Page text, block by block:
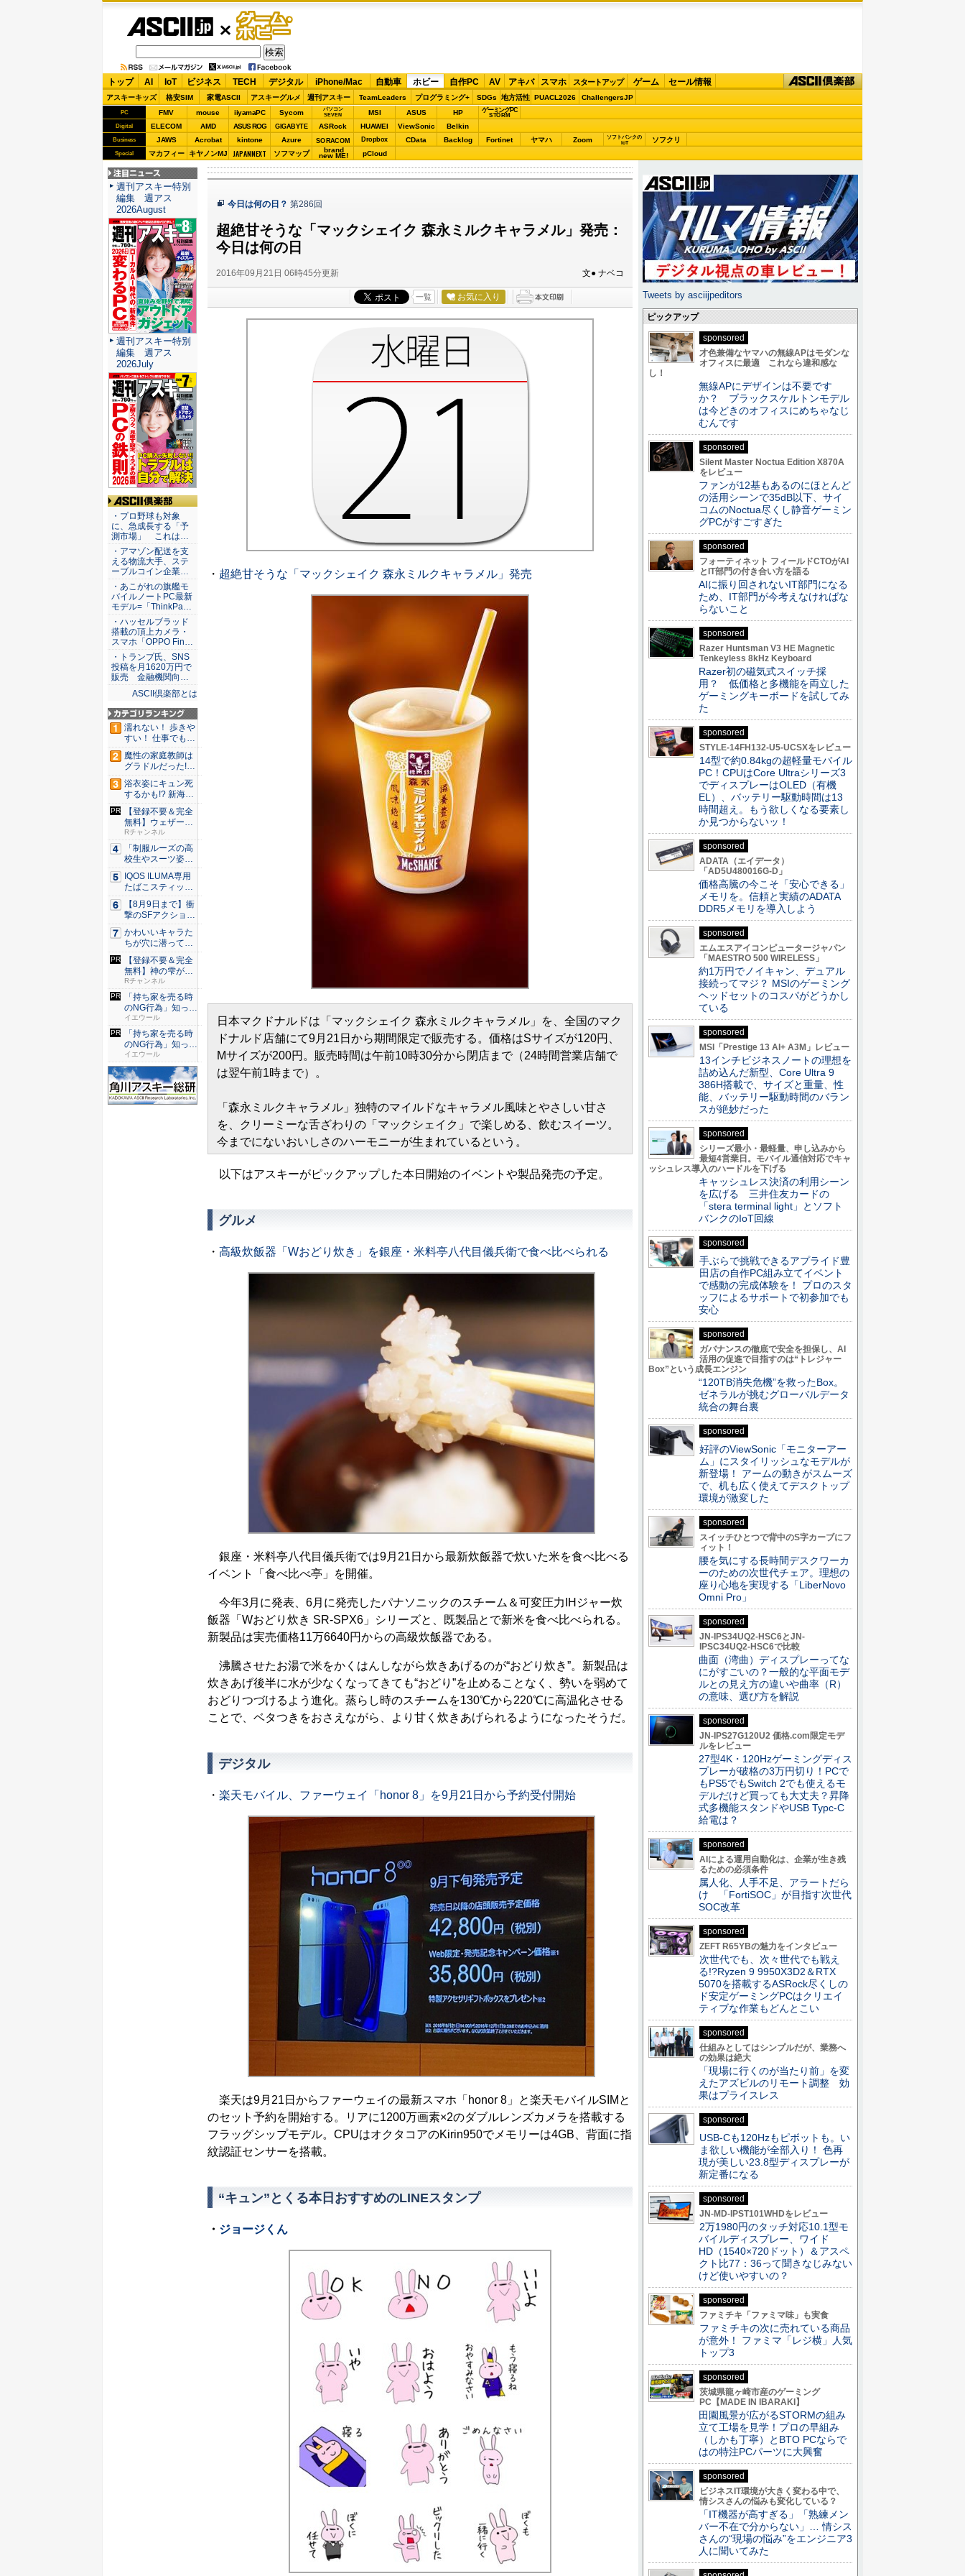
ゲーム・
ホビー
トップ AI IoT ビジネス TECH デジタル iPhone/Mac 自動車 ホビー 自作PC AV アキバ スマホ スタートアップ ゲーム セール情報
アスキーキッズ 格安SIM 家電ASCII アスキーグルメ 週刊アスキー TeamLeaders プログラミング+ SDGs 地方活性 PUACL2026 ChallengersJP
PC FMV mouse iiyamaPC Sycom
パソコン
SEVEN
MSI ASUS HP ゲーミングPC
STORM
Digital ELECOM AMD ASUS ROG GIGABYTE ASRock HUAWEI ViewSonic Belkin
Business JAWS Acrobat kintone Azure SORACOM Dropbox CData Backlog Fortinet ヤマハ Zoom
ソフトバンクの
IoT
ソフクリ
Special マカフィー キヤノンMJ JAPANNEXT ソフマップ brand
new ME! pCloud
今日は何の日？ 第286回
超絶甘そうな「マックシェイク 森永ミルクキャラメル」発売：
今日は何の日
2016年09月21日 06時45分更新 文● ナベコ
一覧 お気に入り
・ 超絶甘そうな「マックシェイク 森永ミルクキャラメル」発売
日本マクドナルドは「マックシェイク 森永ミルクキャラメル」を、全国のマク
ドナルド店舗にて9月21日から期間限定で販売する。価格はSサイズが120円、
Mサイズが200円。販売時間は午前10時30分から閉店まで（24時間営業店舗で
は翌午前1時まで）。
「森永ミルクキャラメル」独特のマイルドなキャラメル風味とやさしい甘さ
を、クリーミーな舌ざわりの「マックシェイク」で楽しめる、飲むスイーツ。
今までにないおいしさのハーモニーが生まれているという。
以下はアスキーがピックアップした本日開始のイベントや製品発売の予定。
グルメ
・ 高級炊飯器「Wおどり炊き」を銀座・米料亭八代目儀兵衛で食べ比べられる
銀座・米料亭八代目儀兵衛では9月21日から最新炊飯器で炊いた米を食べ比べる
イベント「食べ比べ亭」を開催。
今年3月に発表、6月に発売したパナソニックのスチーム＆可変圧力IHジャー炊
飯器「Wおどり炊き SR-SPX6」シリーズと、既製品とで新米を食べ比べられる。
新製品は実売価格11万6640円からの高級炊飯器である。
沸騰させたお湯で米をかくはんしながら炊きあげるのが“おどり炊き”。新製品は
炊きあげ後半に水が少なくなってきても“おどり”を止めることなく、勢いを弱めて
おどりつづけるよう進化。蒸らし時のスチームを130℃から220℃に高温化させる
ことで、ベタつきをおさえながら、より甘く炊きあげられるようになったそうだ。
デジタル
・ 楽天モバイル、ファーウェイ「honor 8」を9月21日から予約受付開始
楽天は9月21日からファーウェイの最新スマホ「honor 8」と楽天モバイルSIMと
のセット予約を開始する。リアに1200万画素×2のダブルレンズカメラを搭載する
フラッグシップモデル。CPUはオクタコアのKirin950でメモリーは4GB、背面に指
紋認証センサーを搭載。
“キュン”とくる本日おすすめのLINEスタンプ
・ ジョージくん
注目ニュース
週刊アスキー特別
編集 週アス
2026August
週刊アスキー特別
編集 週アス
2026July
ASCII倶楽部
・プロ野球も対象
に、急成長する「予
測市場」 これは…
・アマゾン配送を支
える物流大手、ステ
ーブルコイン企業…
・あこがれの旗艦モ
バイルノートPC最新
モデル=「ThinkPa…
・ハッセルブラッド
搭載の頂上カメラ・
スマホ「OPPO Fin…
・トランプ氏、SNS
投稿を月1620万円で
販売 金融機関向…
ASCII倶楽部とは
濡れない！ 歩きや
すい！ 仕事でも履
ける...
魔性の家庭教師は
グラドルだった!?
村雨...
浴衣姿にキュン死
するかも!? 新海ま
きが...
【登録不要＆完全
無料】ウェザーニ
ュースが...
Rチャンネル
「制服ルーズの高
校生やスーツ姿の
OLを演...
IQOS ILUMA専用
たばこスティッ
ク...
【8月9日まで】衝
撃のSFアクション
『G...
かわいいキャラた
ちが穴に潜ってひ
どい目に...
【登録不要＆完全
無料】神の雫がR
チャンネ...
Rチャンネル
「持ち家を売る時
のNG行為」知って
るだけ...
イエウール
「持ち家を売る時
のNG行為」知って
るだけ...
イエウール
Tweets by asciijpeditors
ピックアップ
sponsored
才色兼備なヤマハの無線APはモダンな
オフィスに最適 これなら違和感な
し！
無線APにデザインは不要です
か？ ブラックスケルトンモデル
は今どきのオフィスにめちゃなじ
むんです
sponsored
Silent Master Noctua Edition X870A
をレビュー
ファンが12基もあるのにほとんど
の活用シーンで35dB以下、サイ
コムのNoctua尽くし静音ゲーミン
グPCがすごすぎた
sponsored
フォーティネット フィールドCTOがAI
とIT部門の付き合い方を語る
AIに振り回されないIT部門になる
ため、IT部門が今考えなければな
らないこと
sponsored
Razer Huntsman V3 HE Magnetic
Tenkeyless 8kHz Keyboard
Razer初の磁気式スイッチ採
用？ 低価格と多機能を両立した
ゲーミングキーボードを試してみ
た
sponsored
STYLE-14FH132-U5-UCSXをレビュー
14型で約0.84kgの超軽量モバイル
PC！CPUはCore Ultraシリーズ3
でディスプレーはOLED（有機
EL）、バッテリー駆動時間は13
時間超え。もう欲しくなる要素し
か見つからないッ！
sponsored
ADATA（エイデータ）
「AD5U480016G-D」
価格高騰の今こそ「安心できる」
メモリを。信頼と実績のADATA
DDR5メモリを導入しよう
sponsored
エムエスアイコンピュータージャパン
「MAESTRO 500 WIRELESS」
約1万円でノイキャン、デュアル
接続ってマジ？ MSIのゲーミング
ヘッドセットのコスパがどうかし
ている
sponsored
MSI「Prestige 13 AI+ A3M」レビュー
13インチビジネスノートの理想を
詰め込んだ新型、Core Ultra 9
386H搭載で、サイズと重量、性
能、バッテリー駆動時間のバラン
スが絶妙だった
sponsored
シリーズ最小・最軽量、申し込みから
最短4営業日。モバイル通信対応でキャ
ッシュレス導入のハードルを下げる
キャッシュレス決済の利用シーン
を広げる 三井住友カードの
「stera terminal light」とソフト
バンクのIoT回線
sponsored
手ぶらで挑戦できるアプライド豊
田店の自作PC組み立てイベント
で感動の完成体験を！ プロのスタ
ッフによるサポートで初参加でも
安心
sponsored
ガバナンスの徹底で安全を担保し、AI
活用の促進で目指すのは“トレジャー
Box”という成長エンジン
“120TB消失危機”を救ったBox。
ゼネラルが挑むグローバルデータ
統合の舞台裏
sponsored
好評のViewSonic「モニターアー
ム」にスタイリッシュなモデルが
新登場！ アームの動きがスムーズ
で、机も広く使えてデスクトップ
環境が激変した
sponsored
スイッチひとつで背中のS字カーブにフ
ィット！
腰を気にする長時間デスクワーカ
ーのための次世代チェア。理想の
座り心地を実現する「LiberNovo
Omni Pro」
sponsored
JN-IPS34UQ2-HSC6とJN-
IPSC34UQ2-HSC6で比較
曲面（湾曲）ディスプレーってな
にがすごいの？一般的な平面モデ
ルとの見え方の違いや曲率（R）
の意味、選び方を解説
sponsored
JN-IPS27G120U2 価格.com限定モデ
ルをレビュー
27型4K・120Hzゲーミングディス
プレーが破格の3万円切り！PCで
もPS5でもSwitch 2でも使えるモ
デルだけど買っても大丈夫？昇降
式多機能スタンドやUSB Typc-C
給電は？
sponsored
AIによる運用自動化は、企業が生き残
るための必須条件
属人化、人手不足、アラートだら
け 「FortiSOC」が目指す次世代
SOC改革
sponsored
ZEFT R65YBの魅力をインタビュー
次世代でも、次々世代でも戦え
る!?Ryzen 9 9950X3D2＆RTX
5070を搭載するASRock尽くしの
ド安定ゲーミングPCはクリエイ
ティブな作業もどんとこい
sponsored
仕組みとしてはシンプルだが、業務へ
の効果は絶大
「現場に行くのが当たり前」を変
えたアズビルのリモート調整 効
果はプライスレス
sponsored
USB-Cも120Hzもピボットも。い
ま欲しい機能が全部入り！ 色再
現が美しい23.8型ディスプレーが
新定番になる
sponsored
JN-MD-IPST101WHDをレビュー
2万1980円のタッチ対応10.1型モ
バイルディスプレー、ワイド
HD（1540×720ドット）＆アスペ
クト比77：36って聞きなじみない
けど使いやすいの？
sponsored
ファミチキ「ファミマ味」も実食
ファミチキの次に売れている商品
が意外！ ファミマ「レジ横」人気
トップ3
sponsored
茨城県龍ヶ崎市産のゲーミング
PC【MADE IN IBARAKI】
田園風景が広がるSTORMの組み
立て工場を見学！プロの早組み
（しかも丁寧）とBTO PCならで
はの特注PCパーツに大興奮
sponsored
ビジネスIT環境が大きく変わる中で、
情シスさんの悩みも変化している？
「IT機器が高すぎる」「熟練メン
バー不在で分からない」… 情シス
さんの“現場の悩み”をエンジニア3
人に聞いてみた